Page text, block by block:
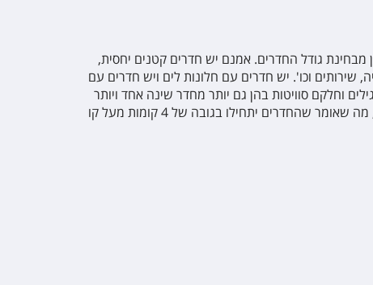
גודל החדרים. אמנם יש חדרים קטנים יחסית,
וכו'. יש חדרים עם חלונות לים ויש חדרים עם
וחלקם סוויטות בהן גם יותר מחדר שינה אחד ויותר
מחדר רחצה אחד. יש אוניות בהן החדרים מתחילים בסיפון 1 אבל מתחת לסיפון 1 יש עוד מספר קומות אליהן אין לנוסעים גישה, מה שאומר שהחדרים יתחילו בגובה של 4 קומות מעל קו